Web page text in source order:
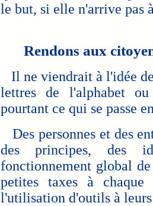
le but, si elle n'arrive pas
Rendons aux
Il ne viendrait à l'idée
lettres de l'alphabet
pourtant ce qui se passe
Des personnes et des
des principes, des
fonctionnement global
petites taxes à
l'utilisation d'outils à